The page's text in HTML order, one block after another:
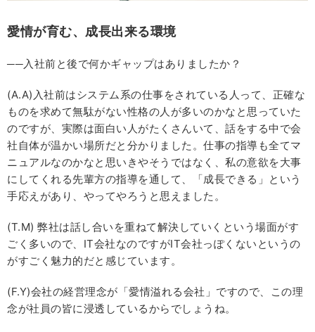
愛情が育む、成長出来る環境
──入社前と後で何かギャップはありましたか？
(A.A)入社前はシステム系の仕事をされている人って、正確な
ものを求めて無駄がない性格の人が多いのかなと思っていた
のですが、実際は面白い人がたくさんいて、話をする中で会
社自体が温かい場所だと分かりました。仕事の指導も全てマ
ニュアルなのかなと思いきやそうではなく、私の意欲を大事
にしてくれる先輩方の指導を通して、「成長できる」という
手応えがあり、やってやろうと思えました。
(T.M) 弊社は話し合いを重ねて解決していくという場面がす
ごく多いので、IT会社なのですがIT会社っぽくないというの
がすごく魅力的だと感じています。
(F.Y)会社の経営理念が「愛情溢れる会社」ですので、この理
念が社員の皆に浸透しているからでしょうね。